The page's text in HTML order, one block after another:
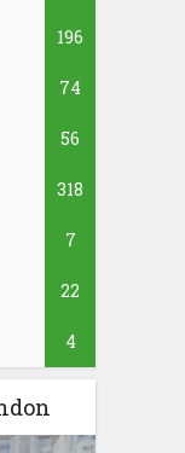
196
74
56
318
7
22
4